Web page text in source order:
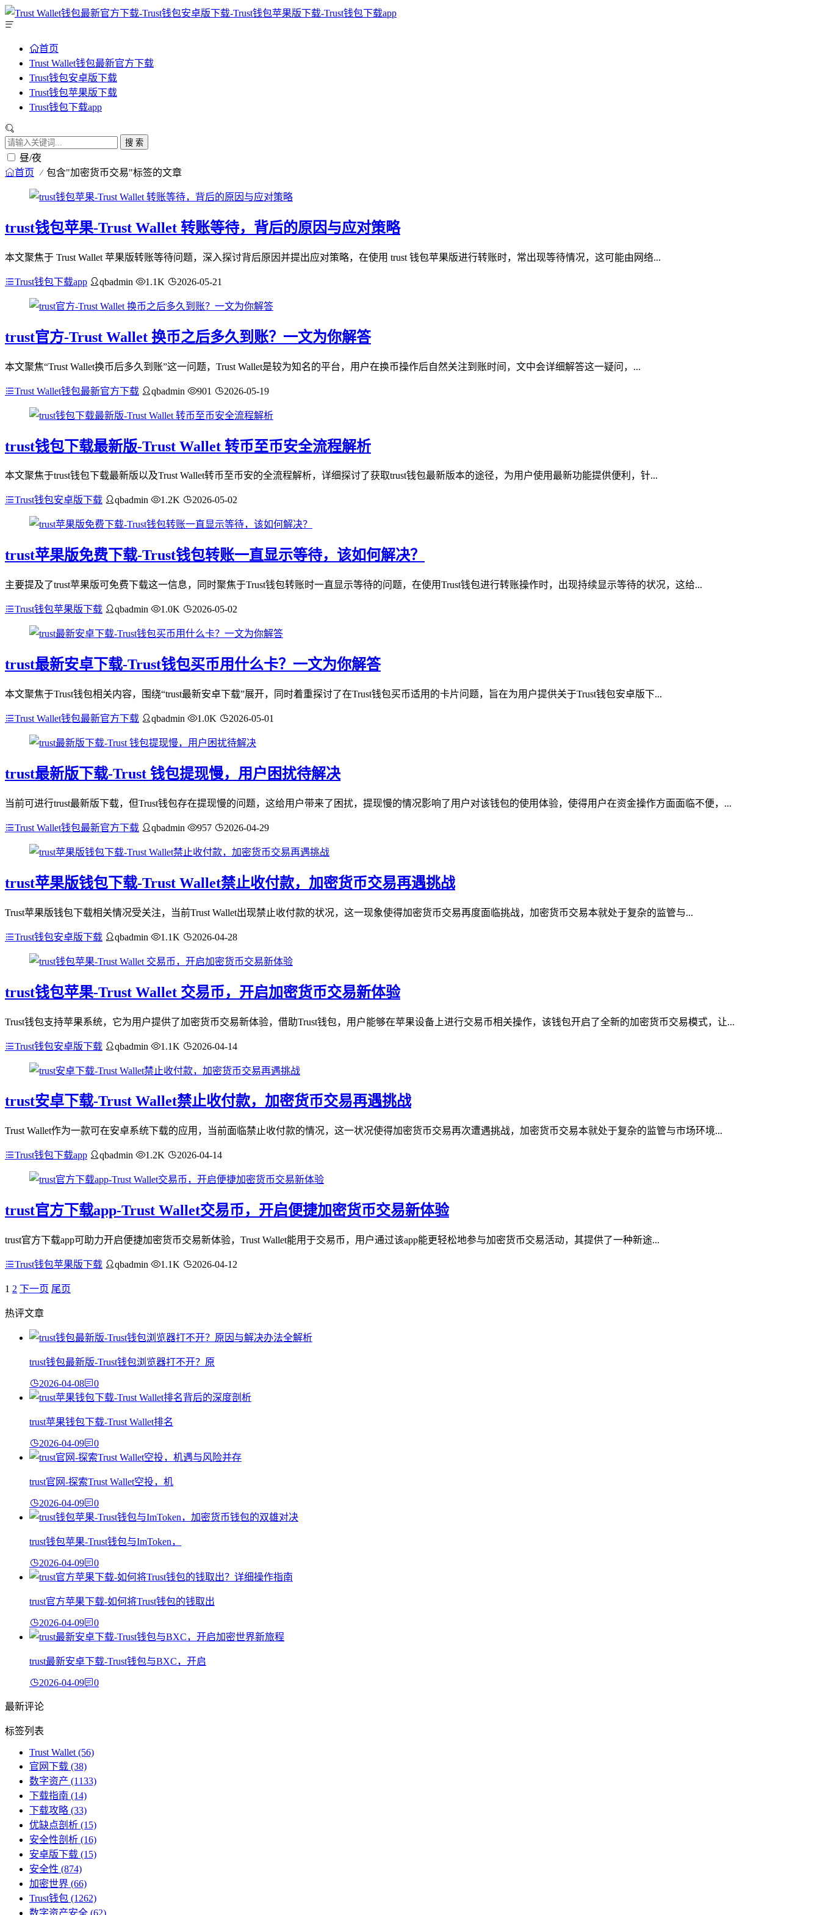
首页
Trust Wallet钱包最新官方下载
Trust钱包安卓版下载
Trust钱包苹果版下载
Trust钱包下载app
搜 索
昼/夜
首页 包含"加密货币交易"标签的文章
trust钱包苹果-Trust Wallet 转账等待，背后的原因与应对策略
本文聚焦于 Trust Wallet 苹果版转账等待问题，深入探讨背后原因并提出应对策略，在使用 trust 钱包苹果版进行转账时，常出现等待情况，这可能由网络...
Trust钱包下载app qbadmin 1.1K 2026-05-21
trust官方-Trust Wallet 换币之后多久到账？一文为你解答
本文聚焦“Trust Wallet换币后多久到账”这一问题，Trust Wallet是较为知名的平台，用户在换币操作后自然关注到账时间，文中会详细解答这一疑问，...
Trust Wallet钱包最新官方下载 qbadmin 901 2026-05-19
trust钱包下载最新版-Trust Wallet 转币至币安全流程解析
本文聚焦于trust钱包下载最新版以及Trust Wallet转币至币安的全流程解析，详细探讨了获取trust钱包最新版本的途径，为用户使用最新功能提供便利，针...
Trust钱包安卓版下载 qbadmin 1.2K 2026-05-02
trust苹果版免费下载-Trust钱包转账一直显示等待，该如何解决？
主要提及了trust苹果版可免费下载这一信息，同时聚焦于Trust钱包转账时一直显示等待的问题，在使用Trust钱包进行转账操作时，出现持续显示等待的状况，这给...
Trust钱包苹果版下载 qbadmin 1.0K 2026-05-02
trust最新安卓下载-Trust钱包买币用什么卡？一文为你解答
本文聚焦于Trust钱包相关内容，围绕“trust最新安卓下载”展开，同时着重探讨了在Trust钱包买币适用的卡片问题，旨在为用户提供关于Trust钱包安卓版下...
Trust Wallet钱包最新官方下载 qbadmin 1.0K 2026-05-01
trust最新版下载-Trust 钱包提现慢，用户困扰待解决
当前可进行trust最新版下载，但Trust钱包存在提现慢的问题，这给用户带来了困扰，提现慢的情况影响了用户对该钱包的使用体验，使得用户在资金操作方面面临不便，...
Trust Wallet钱包最新官方下载 qbadmin 957 2026-04-29
trust苹果版钱包下载-Trust Wallet禁止收付款，加密货币交易再遇挑战
Trust苹果版钱包下载相关情况受关注，当前Trust Wallet出现禁止收付款的状况，这一现象使得加密货币交易再度面临挑战，加密货币交易本就处于复杂的监管与...
Trust钱包安卓版下载 qbadmin 1.1K 2026-04-28
trust钱包苹果-Trust Wallet 交易币，开启加密货币交易新体验
Trust钱包支持苹果系统，它为用户提供了加密货币交易新体验，借助Trust钱包，用户能够在苹果设备上进行交易币相关操作，该钱包开启了全新的加密货币交易模式，让...
Trust钱包安卓版下载 qbadmin 1.1K 2026-04-14
trust安卓下载-Trust Wallet禁止收付款，加密货币交易再遇挑战
Trust Wallet作为一款可在安卓系统下载的应用，当前面临禁止收付款的情况，这一状况使得加密货币交易再次遭遇挑战，加密货币交易本就处于复杂的监管与市场环境...
Trust钱包下载app qbadmin 1.2K 2026-04-14
trust官方下载app-Trust Wallet交易币，开启便捷加密货币交易新体验
trust官方下载app可助力开启便捷加密货币交易新体验，Trust Wallet能用于交易币，用户通过该app能更轻松地参与加密货币交易活动，其提供了一种新途...
Trust钱包苹果版下载 qbadmin 1.1K 2026-04-12
1 2 下一页 尾页
热评文章
trust钱包最新版-Trust钱包浏览器打不开？原
2026-04-08 0
trust苹果钱包下载-Trust Wallet排名
2026-04-09 0
trust官网-探索Trust Wallet空投，机
2026-04-09 0
trust钱包苹果-Trust钱包与ImToken，
2026-04-09 0
trust官方苹果下载-如何将Trust钱包的钱取出
2026-04-09 0
trust最新安卓下载-Trust钱包与BXC，开启
2026-04-09 0
最新评论
标签列表
Trust Wallet (56)
官网下载 (38)
数字资产 (1133)
下载指南 (14)
下载攻略 (33)
优缺点剖析 (15)
安全性剖析 (16)
安卓版下载 (15)
安全性 (874)
加密世界 (66)
Trust钱包 (1262)